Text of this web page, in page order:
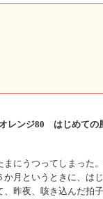
レンジ80 はじめての
にうつってしまった
月というときに、は
昨夜、咳き込んだ拍